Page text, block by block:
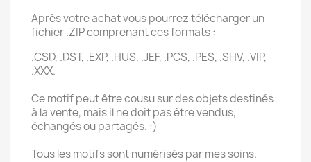
Après votre achat vous pourrez télécharger un
fichier .ZIP comprenant ces formats :
.CSD, .DST, .EXP, .HUS, .JEF, .PCS, .PES, .SHV, .VIP,
.XXX.
Ce motif peut être cousu sur des objets destinés
à la vente, mais il ne doit pas être vendus,
échangés ou partagés. :)
Tous les motifs sont numérisés par mes soins.